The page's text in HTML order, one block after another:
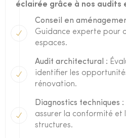
éclairée grâce à nos audits
Conseil en
Guidance experte pour
espaces.
Audit architectural :
identifier les
rénovation.
Diagnostics techniques :
assurer la conformité et
structures.